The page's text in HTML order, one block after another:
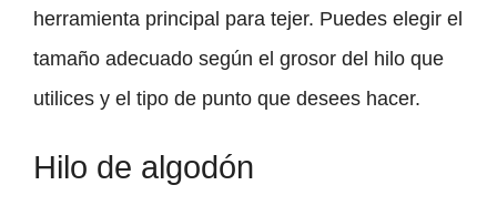
herramienta principal para tejer. Puedes elegir el
tamaño adecuado según el grosor del hilo que
utilices y el tipo de punto que desees hacer.
Hilo de algodón